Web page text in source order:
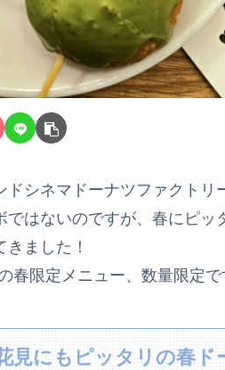
ドシネマドーナツファクトリ
ではないのですが、春にピ
きました！
春限定メニュー、数量限定
見にもピッタリの春ド